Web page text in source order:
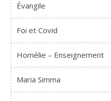
Évangile
Foi et Covid
Homélie – Enseignement
Maria Simma